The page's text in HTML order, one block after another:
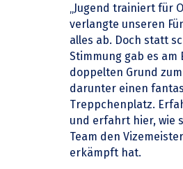
„Jugend trainiert für
verlangte unseren
alles ab. Doch statt
Stimmung gab es am
doppelten Grund
darunter einen
Treppchenplatz.
und erfahrt hier, wie
Team den
erkämpft hat.